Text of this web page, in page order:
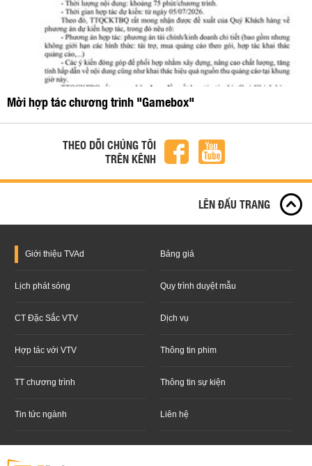
Mời hợp tác chương trình "Gamebox"
THEO DÕI CHÚNG TÔI
TRÊN KÊNH
LÊN ĐẦU TRANG
Giới thiệu TVAd Bảng giá
Lịch phát sóng Quy trình duyệt mẫu
CT Đặc Sắc VTV Dịch vụ
Hợp tác với VTV Thông tin phim
TT chương trình Thông tin sự kiện
Tin tức ngành Liên hệ